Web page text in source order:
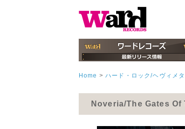
Home > ハード・ロック/ヘヴィメ
Noveria/The Gates Of